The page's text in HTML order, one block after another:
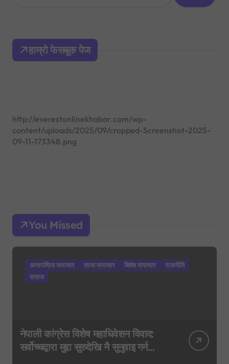
h
o
हाम्रो फेसबूक पेज
http://everestonlinekhabar.com/wp-
content/uploads/2025/09/cropped-Screenshot-2025-
09-11-173348.png
You Missed
अन्तराष्टिय समाचार ताजा समाचार बिशेष समाचार
राजनीति
समाज
नेपाली कांग्रेस विशेष महाधिवेशन विवाद:
सर्वोच्चद्वारा मुद्दा सुरुदेखि नै सुनुवाइ गर्न